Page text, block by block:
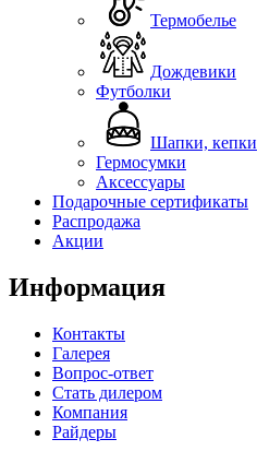
Термобелье
Дождевики
Футболки
Шапки, кепки
Гермосумки
Аксессуары
Подарочные сертификаты
Распродажа
Акции
Информация
Контакты
Галерея
Вопрос-ответ
Стать дилером
Компания
Райдеры